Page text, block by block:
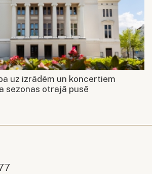
uz izrādēm un koncertiem
sezonas otrajā pusē